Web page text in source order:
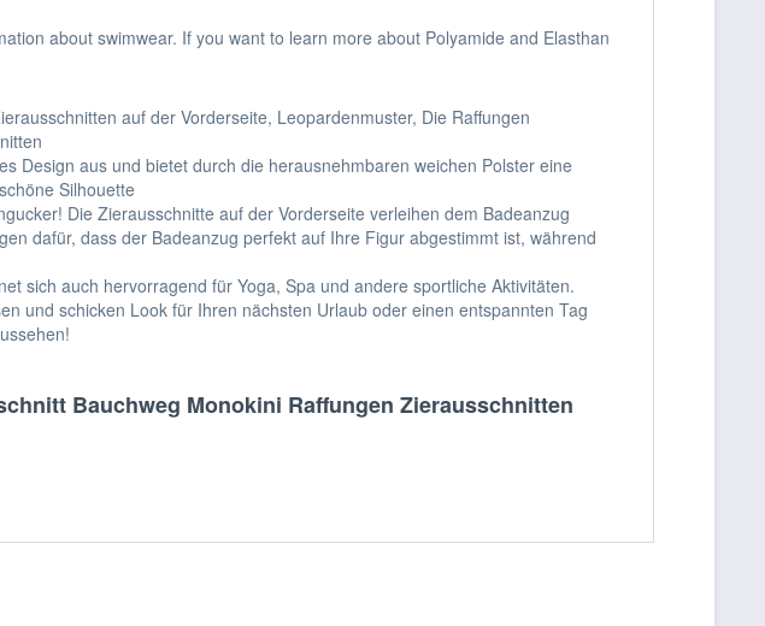
about swimwear. If you want to learn more about Polyamide and Elasthan
auf der Vorderseite, Leopardenmuster, Die Raffungen
Design aus und bietet durch die herausnehmbaren weichen Polster eine
Silhouette
Die Zierausschnitte auf der Vorderseite verleihen dem Badeanzug
dafür, dass der Badeanzug perfekt auf Ihre Figur abgestimmt ist, während
sich auch hervorragend für Yoga, Spa und andere sportliche Aktivitäten.
und schicken Look für Ihren nächsten Urlaub oder einen entspannten Tag
Bauchweg Monokini Raffungen Zierausschnitten